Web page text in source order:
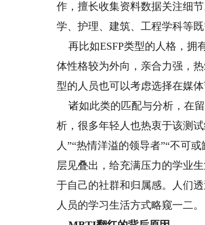
作，擅长收集资料数据关注细
学、护理、建筑、工程学科等
再比如ESFP类型的人格，拥
体性格较为外向，亲合力强，
型的人员也可以考虑选择在媒
诸如此类的匹配与分析，在
析，很多年轻人也热衷于该测
人”“热情洋溢的领导者”“不可
层见叠出，给充满压力的学业
于自己的社群和归属感。人们
人员的学习生活方式略窥一二。